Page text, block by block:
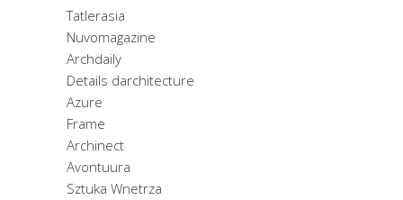
Tatlerasia
Nuvomagazine
Archdaily
Details darchitecture
Azure
Frame
Archinect
Avontuura
Sztuka Wnetrza